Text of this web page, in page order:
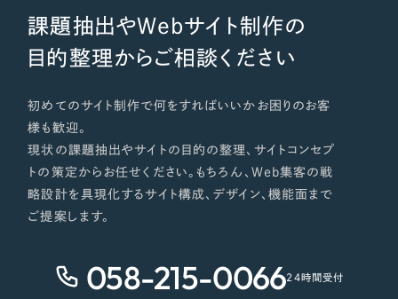
課題抽出やWebサイト制作の
目的整理からご相談ください
初めてのサイト制作で何をすればいいかお困りのお客
様も歓迎。
現状の課題抽出やサイトの目的の整理、サイトコンセプ
トの策定からお任せください。もちろん、Web集客の戦
略設計を具現化するサイト構成、デザイン、機能面まで
ご提案します。
058-215-006624時間受付